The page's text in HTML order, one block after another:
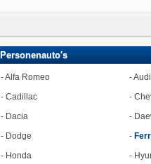
Personenauto's
-Alfa Romeo -Audi
- Cadillac -
- Dacia -
- Dodge -
- Honda -